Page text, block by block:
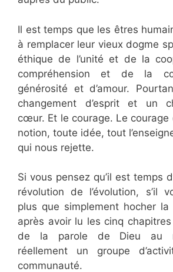
Il est temps que les êtres
à remplacer leur vieux dogme
éthique de l’unité et de la
compréhension et de la
générosité et d’amour.
changement d’esprit et un
cœur. Et le courage. Le
notion, toute idée, tout
qui nous rejette.
Si vous pensez qu’il est temps
révolution de l’évolution, s’il
plus que simplement hocher
après avoir lu les cinq chapitres
de la parole de Dieu au
réellement un groupe
communauté.